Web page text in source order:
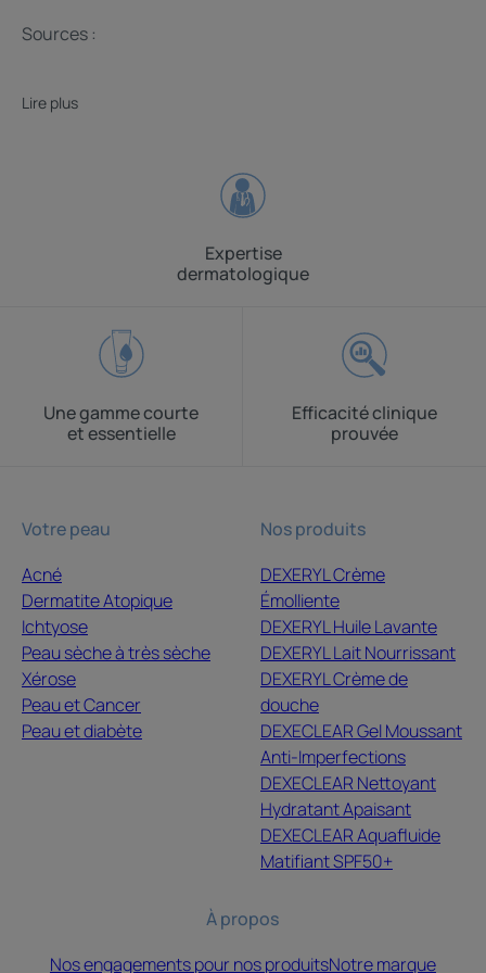
Sources :
Lire plus
Expertise
dermatologique
Une gamme courte
et essentielle
Efficacité clinique
prouvée
Votre peau
Acné
Dermatite Atopique
Ichtyose
Peau sèche à très sèche
Xérose
Peau et Cancer
Peau et diabète
Nos produits
DEXERYL Crème
Émolliente
DEXERYL Huile Lavante
DEXERYL Lait Nourrissant
DEXERYL Crème de
douche
DEXECLEAR Gel Moussant
Anti-Imperfections
DEXECLEAR Nettoyant
Hydratant Apaisant
DEXECLEAR Aquafluide
Matifiant SPF50+
À propos
Nos engagements pour nos produitsNotre marque